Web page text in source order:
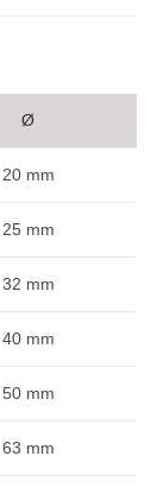
Ø
20 mm
25 mm
32 mm
40 mm
50 mm
63 mm